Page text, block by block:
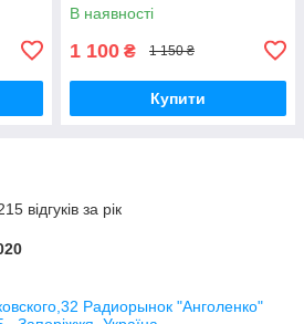
В наявності
1 100 ₴ 1 150 ₴
Купити
відгуків за рік
Радиорынок "Анголенко"